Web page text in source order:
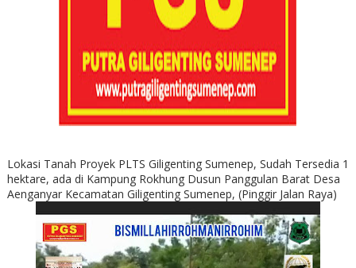
Lokasi Tanah Proyek PLTS Giligenting Sumenep, Sudah Tersedia 1
hektare, ada di Kampung Rokhung Dusun Panggulan Barat Desa
Aenganyar Kecamatan Giligenting Sumenep, (Pinggir Jalan Raya)